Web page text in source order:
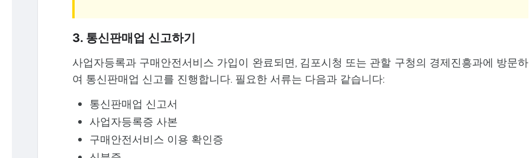
3. 통신판매업 신고하기
사업자등록과 구매안전서비스 가입이 완료되면, 김포시청 또는 관할 구청의 경제진흥과에 방문하
여 통신판매업 신고를 진행합니다. 필요한 서류는 다음과 같습니다:
통신판매업 신고서
사업자등록증 사본
구매안전서비스 이용 확인증